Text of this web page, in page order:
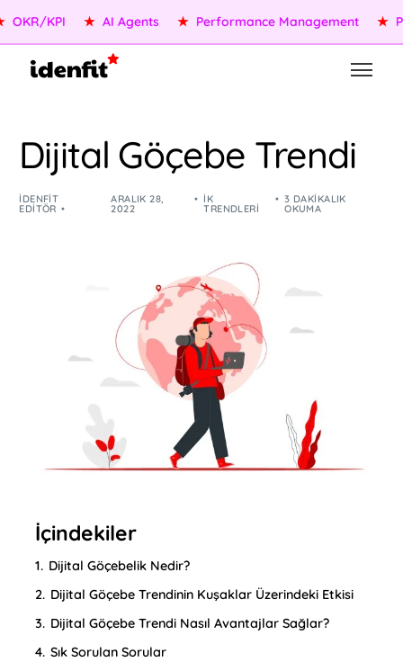
KPI ★ AI Agents ★ Performance Management ★
Dijital Göçebe Trendi
IDENFIT
EDITÖR
ARALIK 28,
2022
İK
TRENDLERI
3 DAKIKALIK
OKUMA
İçindekiler
1. Dijital Göçebelik Nedir?
2. Dijital Göçebe Trendinin Kuşaklar Üzerindeki Etkisi
3. Dijital Göçebe Trendi Nasıl Avantajlar Sağlar?
4. Sık Sorulan Sorular